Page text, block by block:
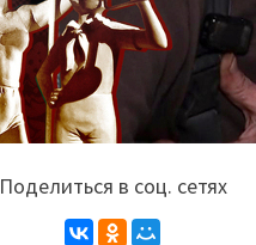
Поделиться в соц. сетях